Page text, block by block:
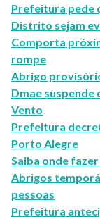
Prefeitura pede
Distrito sejam
Comporta
rompe
Abrigo
Dmae
Vento
Prefeitura
Porto Alegre
Saiba onde
Abrigos
pessoas
Prefeitura